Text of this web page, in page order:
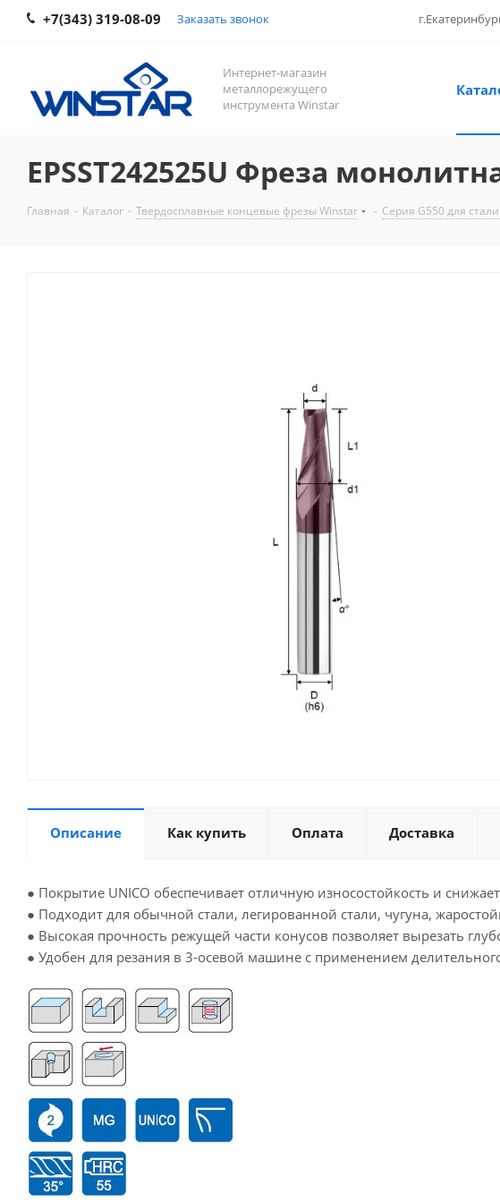
+7(343) 319-08-09 Заказать звонок
Интернет-магазин
металлорежущего
инструмента Winstar
EPSST242525U Фреза
Главная - Каталог - Твердосплавные концевые фрезы Winstar - Серия G550 для
Описание Как купить Оплата Доставка
● Покрытие UNICO обеспечивает отличную износостойкость и
● Подходит для обычной стали, легированной стали, чугуна,
● Высокая прочность режущей части конусов позволяет вырезать
● Удобен для резания в 3-осевой машине с применением